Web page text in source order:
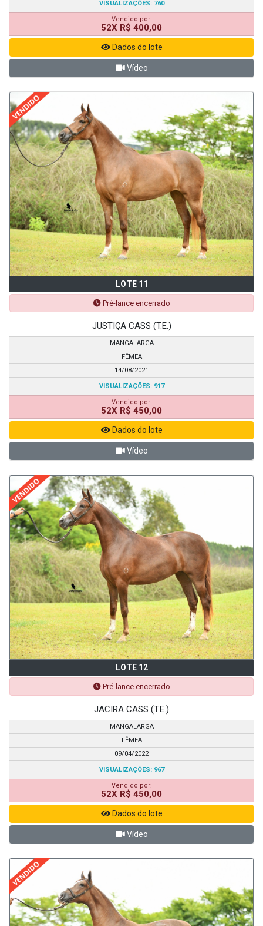
VISUALIZAÇÕES: 760
Vendido por:
52X R$ 400,00
Dados do lote
Vídeo
LOTE 11
Pré-lance encerrado
JUSTIÇA CASS (T.E.)
MANGALARGA
FÊMEA
14/08/2021
VISUALIZAÇÕES: 917
Vendido por:
52X R$ 450,00
Dados do lote
Vídeo
LOTE 12
Pré-lance encerrado
JACIRA CASS (T.E.)
MANGALARGA
FÊMEA
09/04/2022
VISUALIZAÇÕES: 967
Vendido por:
52X R$ 450,00
Dados do lote
Vídeo